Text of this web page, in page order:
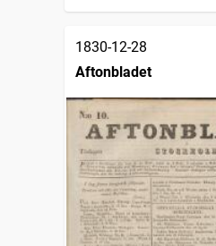
1830-12-28
Aftonbladet